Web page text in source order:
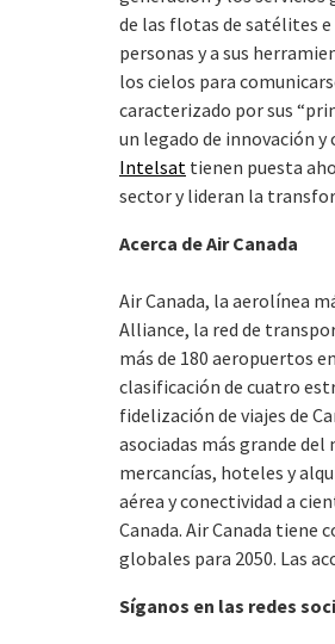
de las flotas de satélites
personas y a sus
los cielos para
caracterizado por sus
un legado de innovación
Intelsat tienen puesta
sector y lideran la
Acerca de Air Canada
Air Canada, la aerolínea
Alliance, la red de
más de 180 aeropuertos
clasificación de cuatro
fidelización de viajes de
asociadas más grande
mercancías, hoteles y
aérea y conectividad a
Canada. Air Canada
globales para 2050. Las
Síganos en las redes